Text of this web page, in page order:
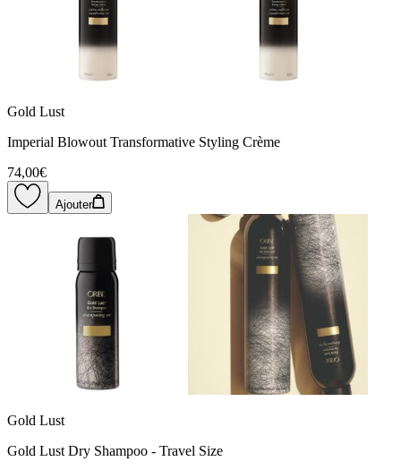
Gold Lust
Imperial Blowout Transformative Styling Crème
74,00€
Ajouter
Gold Lust
Gold Lust Dry Shampoo - Travel Size